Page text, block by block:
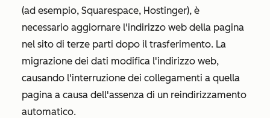
(ad esempio, Squarespace, Hostinger), è
necessario aggiornare l'indirizzo web della pagina
nel sito di terze parti dopo il trasferimento. La
migrazione dei dati modifica l'indirizzo web,
causando l'interruzione dei collegamenti a quella
pagina a causa dell'assenza di un reindirizzamento
automatico.